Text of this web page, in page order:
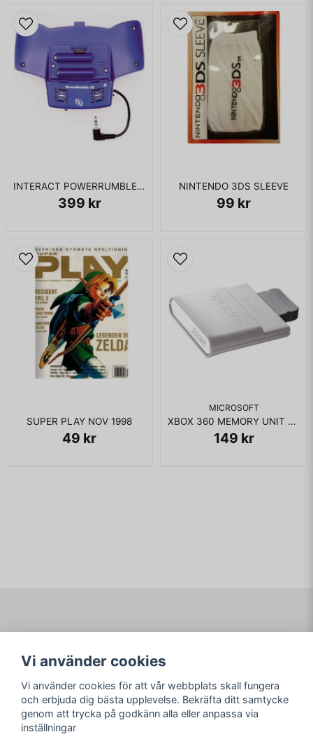
INTERACT POWERRUMBLE FX GAMEBOY ADVANCE
399 kr
NINTENDO 3DS SLEEVE
99 kr
SUPER PLAY NOV 1998
49 kr
MICROSOFT
XBOX 360 MEMORY UNIT 256MB
149 kr
Köpvillkor
Logga in
Glömt lösenord?
Sociala medier arkad.nu
Vi använder cookies
Vi använder cookies för att vår webbplats skall fungera
och erbjuda dig bästa upplevelse. Bekräfta ditt samtycke
genom att trycka på godkänn alla eller anpassa via
inställningar